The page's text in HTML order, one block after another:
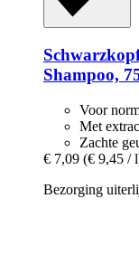
Shampoo,
Voor
Met
Zachte
€ 7,09 (€ 9,45 /
Bezorging